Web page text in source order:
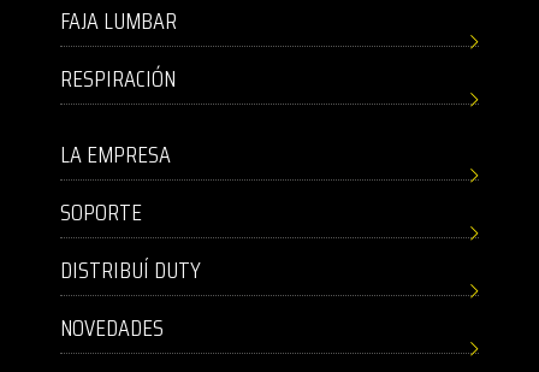
FAJA LUMBAR
RESPIRACIÓN
LA EMPRESA
SOPORTE
DISTRIBUÍ DUTY
NOVEDADES